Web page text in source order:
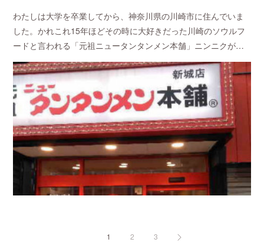
わたしは大学を卒業してから、神奈川県の川崎市に住んでいま
した。かれこれ15年ほどその時に大好きだった川崎のソウルフ
ードと言われる「元祖ニュータンタンメン本舗」ニンニクが…
1 2 3